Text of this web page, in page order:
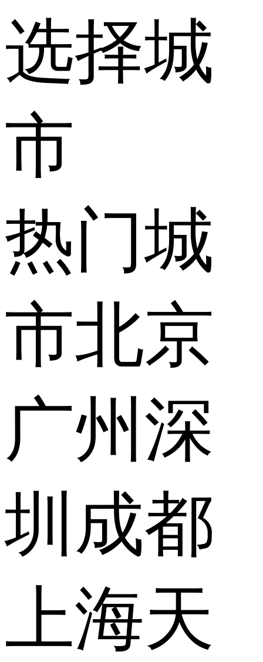
选择城
市
热门城
市北京
广州 深
圳 成都
上海天